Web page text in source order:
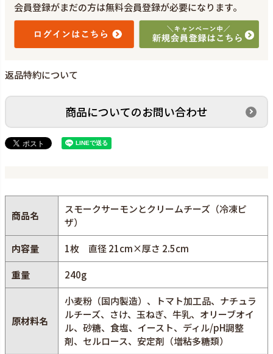
会員登録がまだの方は無料会員登録が必要になります。
返品特約について
商品についてのお問い合わせ
商品名
スモークサーモンとクリームチーズ（冷凍ピ
ザ）
内容量 1枚 直径 21cm×厚さ 2.5cm
重量 240g
原材料名
小麦粉（国内製造）、トマト加工品、ナチュラ
ルチーズ、さけ、玉ねぎ、牛乳、オリーブオイ
ル、砂糖、食塩、イースト、ディル/pH調整
剤、セルロース、安定剤（増粘多糖類）